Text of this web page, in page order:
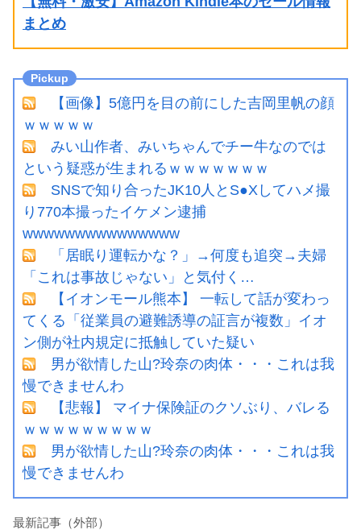
まとめ
【画像】5億円を目の前にした吉岡里帆の顔
ｗｗｗｗｗ
みい山作者、みいちゃんでチー牛なのでは
という疑惑が生まれるｗｗｗｗｗｗｗ
SNSで知り合ったJK10人とS●Xしてハメ撮
り770本撮ったイケメン逮捕
wwwwwwwwwwwwwww
「居眠り運転かな？」→何度も追突→夫婦
「これは事故じゃない」と気付く…
【イオンモール熊本】 一転して話が変わっ
てくる「従業員の避難誘導の証言が複数」イオ
ン側が社内規定に抵触していた疑い
男が欲情した山?玲奈の肉体・・・これは我
慢できませんわ
【悲報】 マイナ保険証のクソぶり、バレる
ｗｗｗｗｗｗｗｗｗ
男が欲情した山?玲奈の肉体・・・これは我
慢できませんわ
最新記事（外部）